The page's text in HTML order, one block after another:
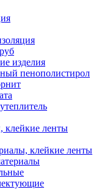
изделия
пенополистирол
клейкие ленты
клейкие ленты